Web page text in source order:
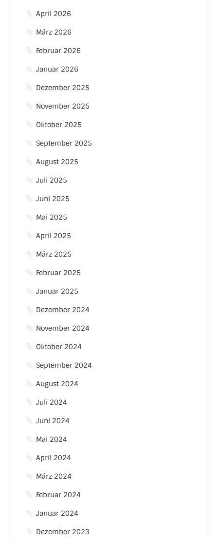
April 2026
März 2026
Februar 2026
Januar 2026
Dezember 2025
November 2025
Oktober 2025
September 2025
August 2025
Juli 2025
Juni 2025
Mai 2025
April 2025
März 2025
Februar 2025
Januar 2025
Dezember 2024
November 2024
Oktober 2024
September 2024
August 2024
Juli 2024
Juni 2024
Mai 2024
April 2024
März 2024
Februar 2024
Januar 2024
Dezember 2023